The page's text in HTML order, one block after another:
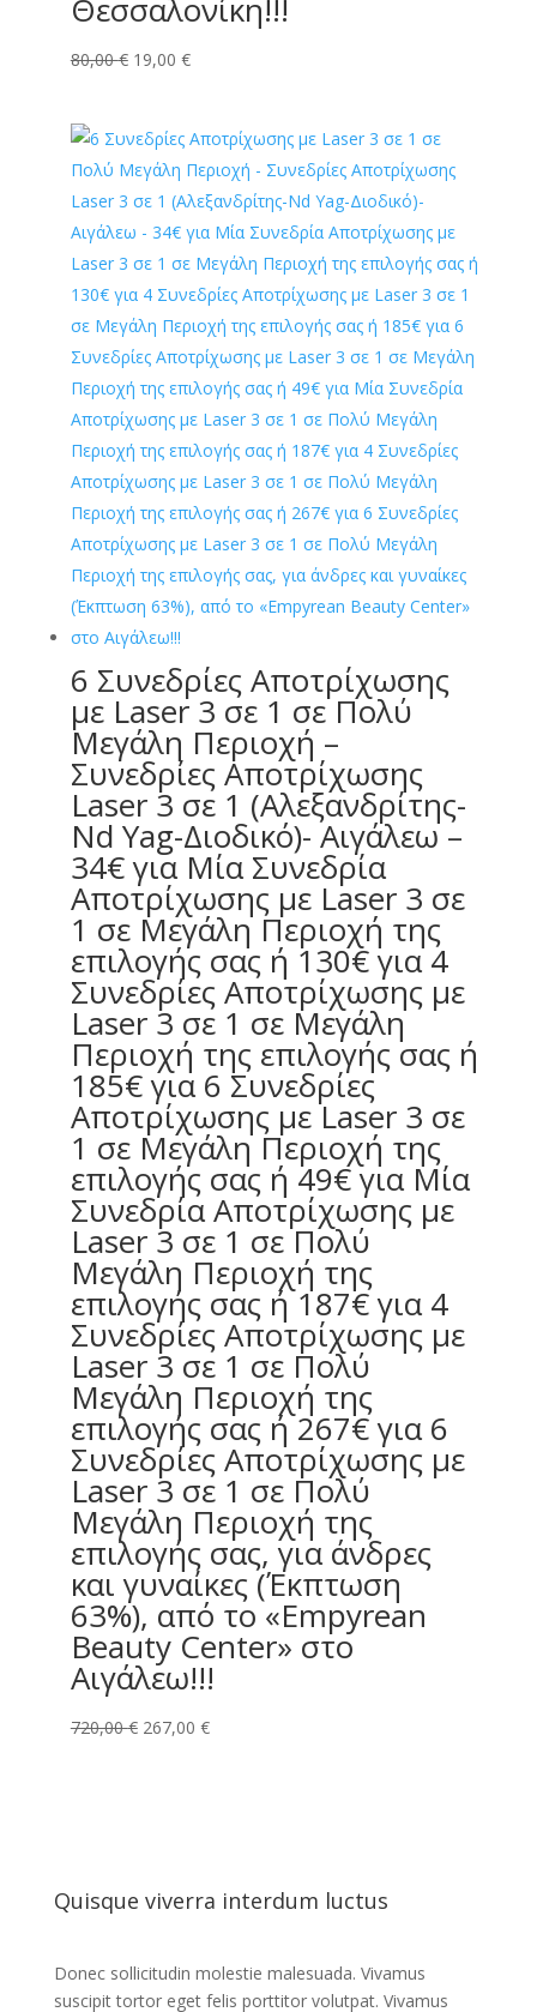
Θεσσαλονίκη!!!
80,00€ Original
80,00 €.
19,00 €Η
είναι:
19,00 €.
6 Συνεδρίες Αποτρίχωσης
με Laser 3 σε 1 σε Πολύ
Μεγάλη Περιοχή –
Συνεδρίες Αποτρίχωσης
Laser 3 σε 1 (Αλεξανδρίτης-
Nd Yag-Διοδικό)- Αιγάλεω –
34€ για Μία Συνεδρία
Αποτρίχωσης με Laser 3 σε
1 σε Μεγάλη Περιοχή της
επιλογής σας ή 130€ για 4
Συνεδρίες Αποτρίχωσης με
Laser 3 σε 1 σε Μεγάλη
Περιοχή της επιλογής σας ή
185€ για 6 Συνεδρίες
Αποτρίχωσης με Laser 3 σε
1 σε Μεγάλη Περιοχή της
επιλογής σας ή 49€ για Μία
Συνεδρία Αποτρίχωσης με
Laser 3 σε 1 σε Πολύ
Μεγάλη Περιοχή της
επιλογής σας ή 187€ για 4
Συνεδρίες Αποτρίχωσης με
Laser 3 σε 1 σε Πολύ
Μεγάλη Περιοχή της
επιλογής σας ή 267€ για 6
Συνεδρίες Αποτρίχωσης με
Laser 3 σε 1 σε Πολύ
Μεγάλη Περιοχή της
επιλογής σας, για άνδρες
και γυναίκες (Έκπτωση
63%), από το «Empyrean
Beauty Center» στο
Αιγάλεω!!!
720,00€ Original
267,00 €Η
Quisque viverra interdum luctus
Donec sollicitudin molestie malesuada. Vivamus
suscipit tortor eget felis porttitor volutpat. Vivamus